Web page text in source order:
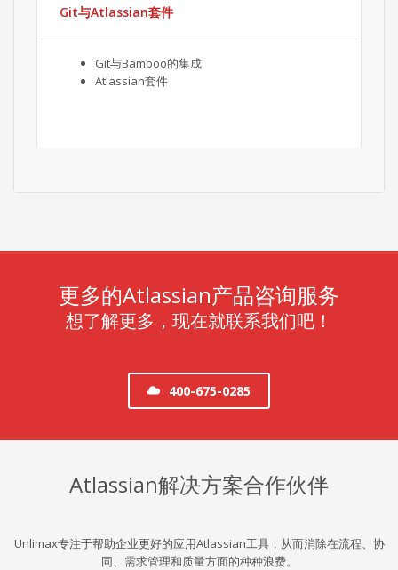
Git与Atlassian套件
Git与Bamboo的集成
Atlassian套件
更多的Atlassian产品咨询服务
想了解更多，现在就联系我们吧！
400-675-0285
Atlassian解决方案合作伙伴
Unlimax专注于帮助企业更好的应用Atlassian工具，从而消除在流程、协
同、需求管理和质量方面的种种浪费。